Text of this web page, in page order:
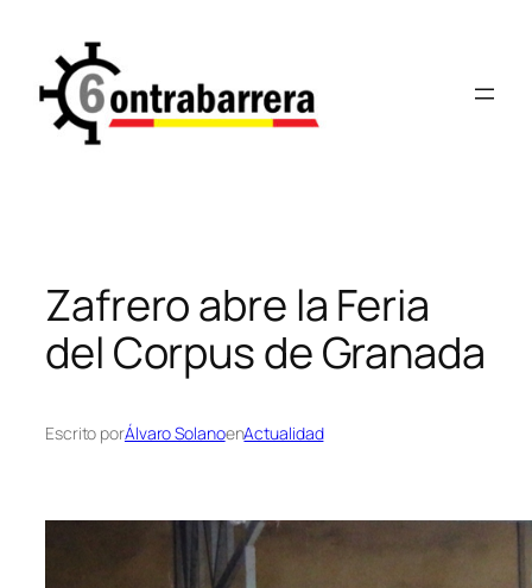
contenido
Zafrero abre la Feria
del Corpus de Granada
Escrito porÁlvaro SolanoenActualidad